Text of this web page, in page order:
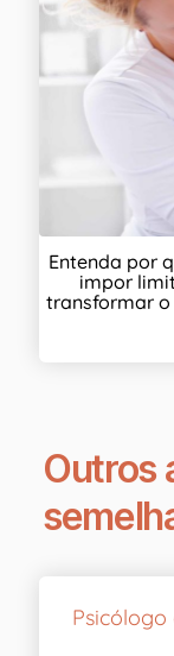
Entenda por
impor
transformar
Outros